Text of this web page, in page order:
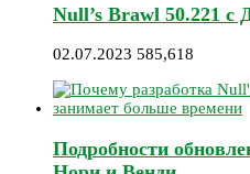
Null’s Brawl 50.221 с
02.07.2023 585,618
Подробности